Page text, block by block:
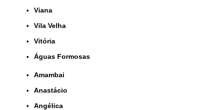
Viana
Vila Velha
Vitória
Águas Formosas
Amambai
Anastácio
Angélica